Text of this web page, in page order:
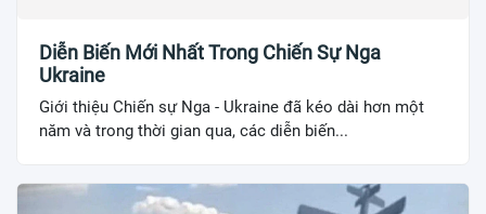
Diễn Biến Mới Nhất Trong Chiến Sự Nga
Ukraine
Giới thiệu Chiến sự Nga - Ukraine đã kéo dài hơn một
năm và trong thời gian qua, các diễn biến...